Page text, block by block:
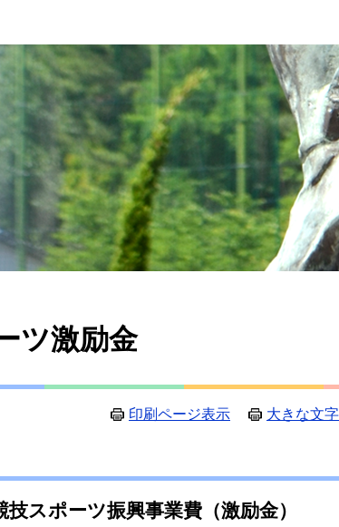
ツ激励金
印刷ページ表示 大きな文
技スポーツ振興事業費（激励金）